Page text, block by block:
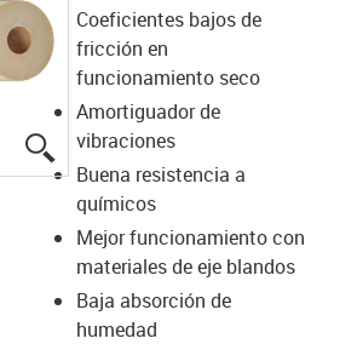
igus-icon-lupe
Coeficientes bajos de
fricción en
funcionamiento seco
Amortiguador de
vibraciones
Buena resistencia a
químicos
Mejor funcionamiento con
materiales de eje blandos
Baja absorción de
humedad